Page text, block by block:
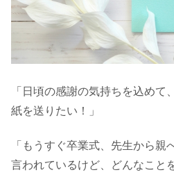
「日頃の感謝の気持ちを込め
紙を送りたい！」
「もうすぐ卒業式、先生から親
言われているけど、どんなこと